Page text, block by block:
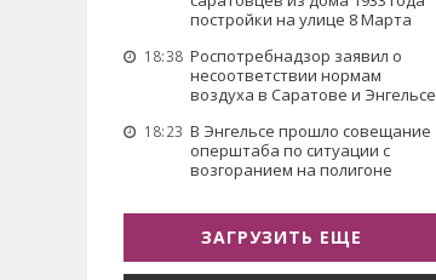
постройки на улице 8 Марта
18:38 Роспотребнадзор заявил о
несоответствии нормам
воздуха в Саратове и Энгельсе
18:23 В Энгельсе прошло совещание
оперштаба по ситуации с
возгоранием на полигоне
ЗАГРУЗИТЬ ЕЩЕ